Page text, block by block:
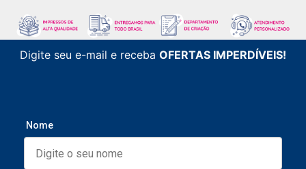
Digite seu e-mail e receba OFERTAS IMPERDÍVEIS!
Nome